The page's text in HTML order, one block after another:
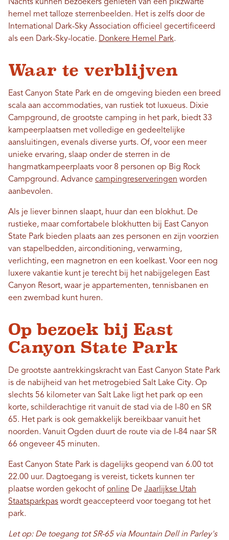
Nachts kunnen bezoekers genieten van een pikzwarte
hemel met talloze sterrenbeelden. Het is zelfs door de
International Dark-Sky Association officieel gecertificeerd
als een Dark-Sky-locatie. Donkere Hemel Park.
Waar te verblijven
East Canyon State Park en de omgeving bieden een breed
scala aan accommodaties, van rustiek tot luxueus. Dixie
Campground, de grootste camping in het park, biedt 33
kampeerplaatsen met volledige en gedeeltelijke
aansluitingen, evenals diverse yurts. Of, voor een meer
unieke ervaring, slaap onder de sterren in de
hangmatkampeerplaats voor 8 personen op Big Rock
Campground. Advance campingreserveringen worden
aanbevolen.
Als je liever binnen slaapt, huur dan een blokhut. De
rustieke, maar comfortabele blokhutten bij East Canyon
State Park bieden plaats aan zes personen en zijn voorzien
van stapelbedden, airconditioning, verwarming,
verlichting, een magnetron en een koelkast. Voor een nog
luxere vakantie kunt je terecht bij het nabijgelegen East
Canyon Resort, waar je appartementen, tennisbanen en
een zwembad kunt huren.
Op bezoek bij East
Canyon State Park
De grootste aantrekkingskracht van East Canyon State Park
is de nabijheid van het metrogebied Salt Lake City. Op
slechts 56 kilometer van Salt Lake ligt het park op een
korte, schilderachtige rit vanuit de stad via de I-80 en SR
65. Het park is ook gemakkelijk bereikbaar vanuit het
noorden. Vanuit Ogden duurt de route via de I-84 naar SR
66 ongeveer 45 minuten.
East Canyon State Park is dagelijks geopend van 6.00 tot
22.00 uur. Dagtoegang is vereist, tickets kunnen ter
plaatse worden gekocht of online De Jaarlijkse Utah
Staatsparkpas wordt geaccepteerd voor toegang tot het
park.
Let op: De toegang tot SR-65 via Mountain Dell in Parley's